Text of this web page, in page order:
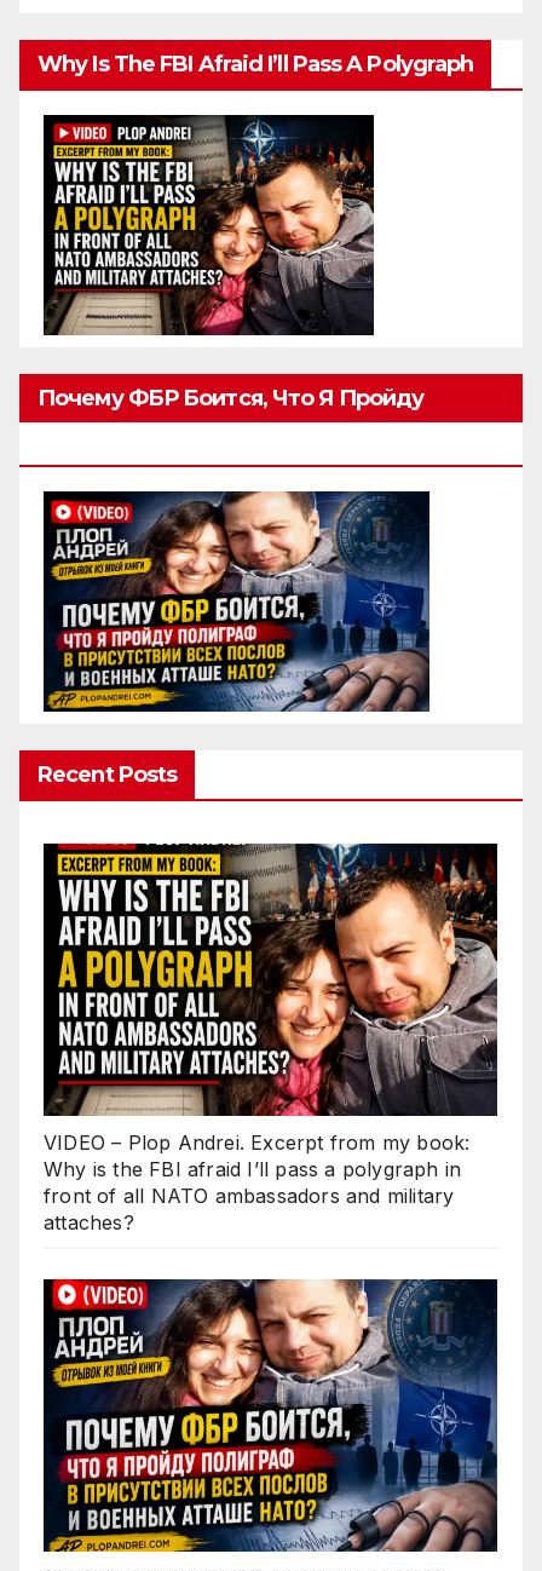
Why Is The FBI Afraid I’ll Pass A Polygraph
Почему ФБР Боится, Что Я Пройду
Recent Posts
VIDEO – Plop Andrei. Excerpt from my book:
Why is the FBI afraid I’ll pass a polygraph in
front of all NATO ambassadors and military
attaches?